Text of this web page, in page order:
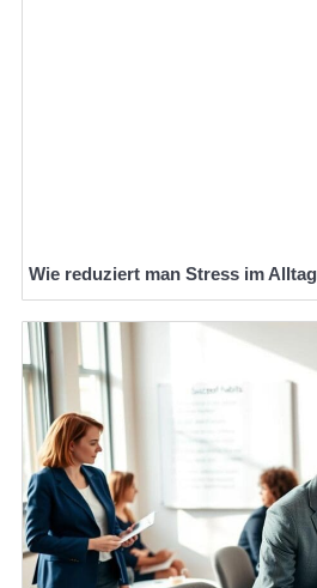
Wie reduziert man Stress im